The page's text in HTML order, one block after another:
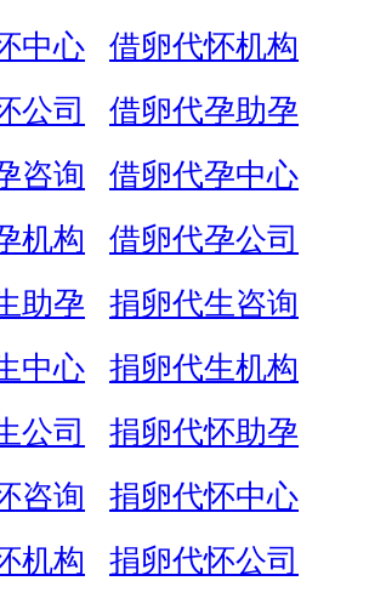
中心
借卵代怀机构
公司
借卵代孕助孕
咨询
借卵代孕中心
机构
借卵代孕公司
助孕
捐卵代生咨询
中心
捐卵代生机构
公司
捐卵代怀助孕
咨询
捐卵代怀中心
机构
捐卵代怀公司